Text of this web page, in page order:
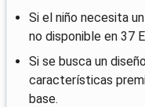
Si el niño necesita
no disponible en 37
Si se busca un
características
base.